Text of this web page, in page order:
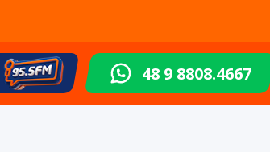
48 9 8808.4667